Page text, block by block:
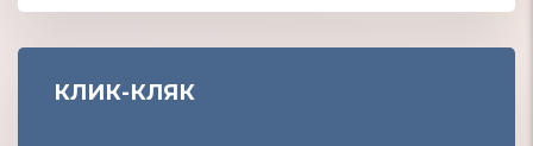
КЛИК-КЛЯК